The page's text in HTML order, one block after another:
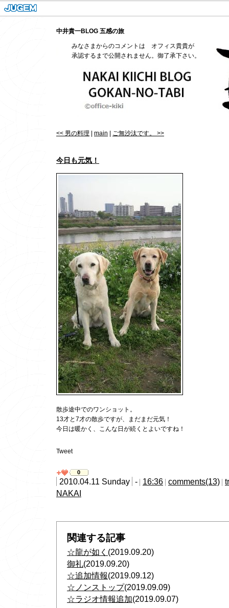
中井貴一BLOG 五感の旅
みなさまからのコメントは オフィス貴貴が
承認するまで公開されません。御了承下さい。
<< 男の料理 main ご無沙汰です。 >>
今日も元気！
散歩途中でのワンショット。
13才と7才の散歩ですが、まだまだ元気！
今日は暖かく、こんな日が続くとよいですね！
Tweet
0
2010.04.11 Sunday - 16:36 comments(13)
NAKAI
関連する記事
☆龍が如く (2019.09.20)
御礼(2019.09.20)
☆追加情報(2019.09.12)
☆ノンストップ(2019.09.09)
☆ラジオ情報追加(2019.09.07)